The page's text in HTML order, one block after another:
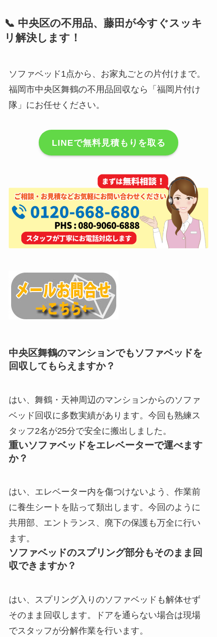
📞 中央区の不用品、藤田が今すぐスッキ
リ解決します！
ソファベッド1点から、お家丸ごとの片付けまで。
福岡市中央区舞鶴の不用品回収なら「福岡片付け
隊」にお任せください。
LINEで無料見積もりを取る
中央区舞鶴のマンションでもソファベッドを
回収してもらえますか？
はい、舞鶴・天神周辺のマンションからのソファ
ベッド回収に多数実績があります。今回も熟練ス
タッフ2名が25分で安全に搬出しました。
重いソファベッドをエレベーターで運べます
か？
はい、エレベーター内を傷つけないよう、作業前
に養生シートを貼って類出します。今回のように
共用部、エントランス、廃下の保護も万全に行い
ます。
ソファベッドのスプリング部分もそのまま回
収できますか？
はい、スプリング入りのソファベッドも解体せず
そのまま回収します。ドアを通らない場合は現場
でスタッフが分解作業を行います。